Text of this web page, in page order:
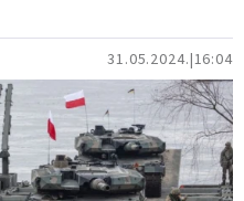
31.05.2024. 16:04